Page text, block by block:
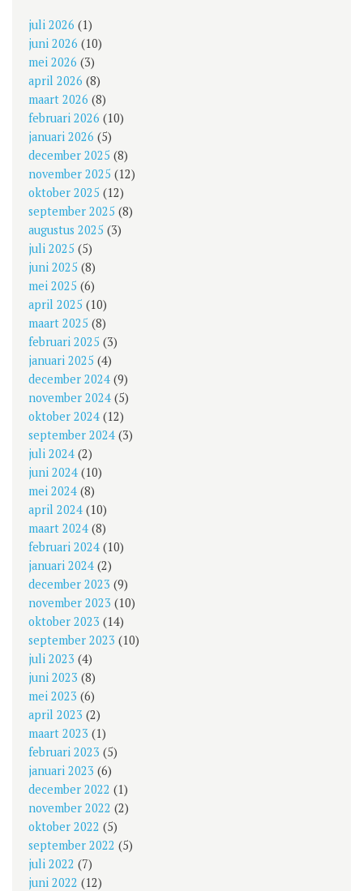
juli 2026 (1)
juni 2026 (10)
mei 2026 (3)
april 2026 (8)
maart 2026 (8)
februari 2026 (10)
januari 2026 (5)
december 2025 (8)
november 2025 (12)
oktober 2025 (12)
september 2025 (8)
augustus 2025 (3)
juli 2025 (5)
juni 2025 (8)
mei 2025 (6)
april 2025 (10)
maart 2025 (8)
februari 2025 (3)
januari 2025 (4)
december 2024 (9)
november 2024 (5)
oktober 2024 (12)
september 2024 (3)
juli 2024 (2)
juni 2024 (10)
mei 2024 (8)
april 2024 (10)
maart 2024 (8)
februari 2024 (10)
januari 2024 (2)
december 2023 (9)
november 2023 (10)
oktober 2023 (14)
september 2023 (10)
juli 2023 (4)
juni 2023 (8)
mei 2023 (6)
april 2023 (2)
maart 2023 (1)
februari 2023 (5)
januari 2023 (6)
december 2022 (1)
november 2022 (2)
oktober 2022 (5)
september 2022 (5)
juli 2022 (7)
juni 2022 (12)